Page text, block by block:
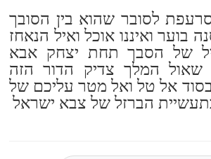
לסובר שהוא בין הסובך
ואיננו אוכל ואיל הנאחז
של הסבך תחת יצחק אבא
המלך צדיק הדור הזה
אל טל ואל מטר עליכם של
הברזל של צבא ישראל